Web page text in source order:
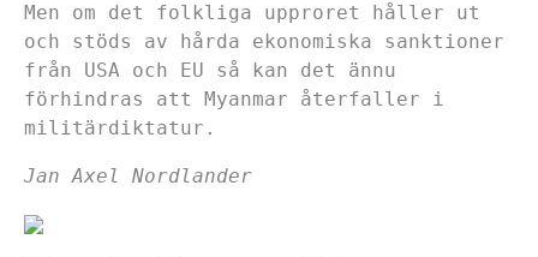
Men om det folkliga upproret håller ut
och stöds av hårda ekonomiska sanktioner
från USA och EU så kan det ännu
förhindras att Myanmar återfaller i
militärdiktatur.
Jan Axel Nordlander